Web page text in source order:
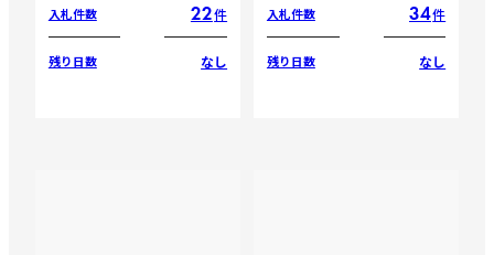
入札件数 22件
残り日数 なし
入札件数 34件
残り日数 なし